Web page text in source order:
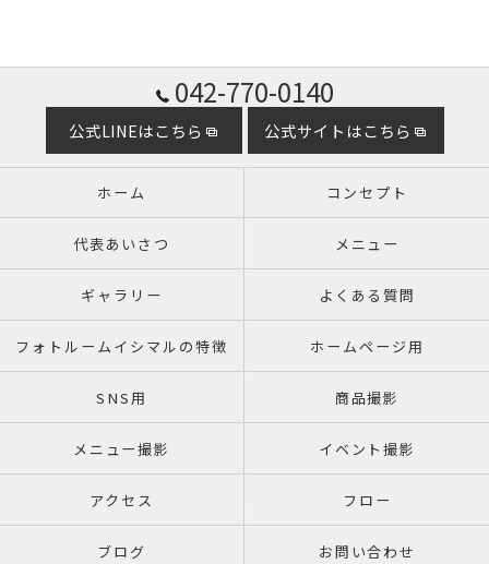
042-770-0140
公式LINEはこちら 公式サイトはこちら
ホーム コンセプト
代表あいさつ メニュー
ギャラリー よくある質問
フォトルームイシマルの特徴 ホームページ用
SNS用 商品撮影
メニュー撮影 イベント撮影
アクセス フロー
ブログ お問い合わせ